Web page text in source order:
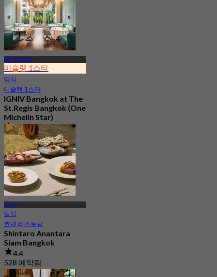
BTS 랏차담리
미슐랭 1스타
양식
미슐랭 1스타
IGNIV Bangkok at The
St.Regis Bangkok (One
Michelin Star)
4.9
662 예약됨
에서฿ 2,900
랏담리
일식
호텔 레스토랑
Shintaro Anantara
Siam Bangkok
4.4
528 예약됨
에서฿ 1,250